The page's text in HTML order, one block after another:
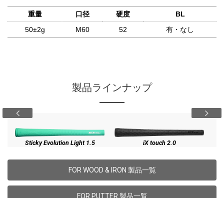
重量 口径 硬度
BL
50±2g
M60 52 有・なし
製品ラインナップ
Sticky Evolution Light 1.5 iX touch 2.0
FOR WOOD & IRON 製品一覧
FOR PUTTER 製品一覧